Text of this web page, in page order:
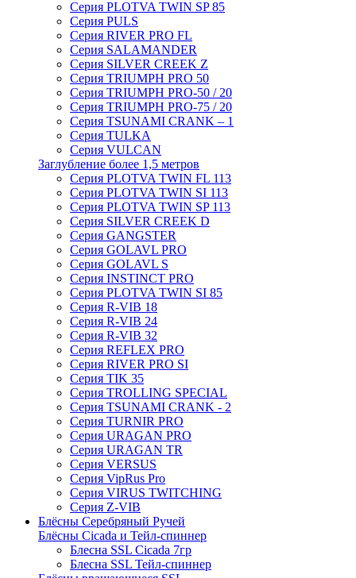
Серия PLOTVA TWIN SP 85
Серия PULS
Серия RIVER PRO FL
Серия SALAMANDER
Серия SILVER CREEK Z
Серия TRIUMPH PRO 50
Серия TRIUMPH PRO-50 / 20
Серия TRIUMPH PRO-75 / 20
Серия TSUNAMI CRANK – 1
Серия TULKA
Серия VULCAN
Заглубление более 1,5 метров
Серия PLOTVA TWIN FL 113
Серия PLOTVA TWIN SI 113
Серия PLOTVA TWIN SP 113
Серия SILVER CREEK D
Серия GANGSTER
Серия GOLAVL PRO
Серия GOLAVL S
Серия INSTINCT PRO
Серия PLOTVA TWIN SI 85
Серия R-VIB 18
Серия R-VIB 24
Серия R-VIB 32
Серия REFLEX PRO
Серия RIVER PRO SI
Серия TIK 35
Серия TROLLING SPECIAL
Серия TSUNAMI CRANK - 2
Серия TURNIR PRO
Серия URAGAN PRO
Серия URAGAN TR
Серия VERSUS
Серия VipRus Pro
Серия VIRUS TWITCHING
Серия Z-VIB
Блёсны Серебряный Ручей
Блёсны Cicada и Тейл-спиннер
Блесна SSL Cicada 7гр
Блесна SSL Тейл-спиннер